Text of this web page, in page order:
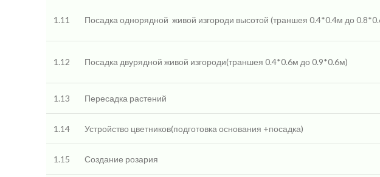
1.11 Посадка однорядной живой изгороди высотой (траншея 0.4*0.4м до
1.12 Посадка двурядной живой изгороди(траншея 0.4*0.6м до 0.9*0.6м)
1.13 Пересадка растений
1.14 Устройство цветников(подготовка основания +посадка)
1.15 Создание розария